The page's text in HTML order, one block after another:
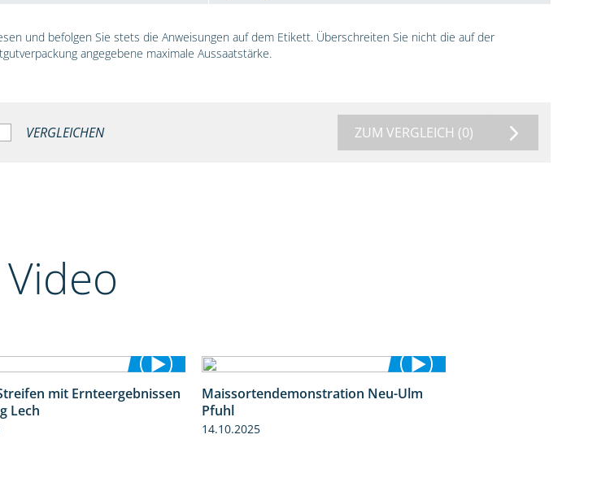
und befolgen Sie stets die Anweisungen auf dem Etikett. Überschreiten Sie nicht die auf der
angegebene maximale Aussaatstärke.
VERGLEICHEN ZUM VERGLEICH (0)
Video
11:01
mit Ernteergebnissen
Lech
7:10
Maissortendemonstration Neu-Ulm
Pfuhl
14.10.2025